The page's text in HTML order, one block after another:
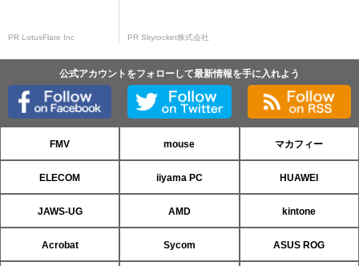
PR LotusFlare Inc PR Skyrocket株式会社
公式アカウントをフォローして最新情報を手に入れよう
FMV mouse マカフィー
ELECOM iiyama PC HUAWEI
JAWS-UG AMD kintone
Acrobat Sycom ASUS ROG